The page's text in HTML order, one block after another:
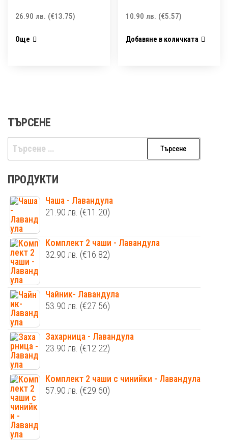
26.90 лв. (€13.75)
Още
10.90лв. (€5.57)
Добавяне в количката
ТЪРСЕНЕ
Търсене
за:
ПРОДУКТИ
Чаша - Лавандула
21.90 лв. (€11.20)
Комплект 2 чаши - Лавандула
32.90 лв. (€16.82)
Чайник- Лавандула
53.90 лв. (€27.56)
Захарница - Лавандула
23.90 лв. (€12.22)
Комплект 2 чаши с чинийки - Лавандула
57.90 лв. (€29.60)